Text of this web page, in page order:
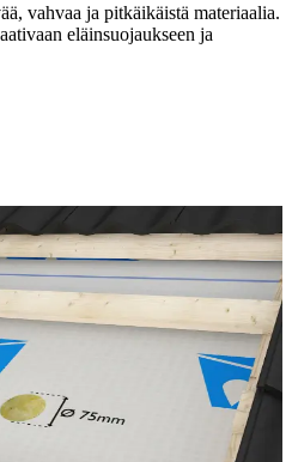
vahvaa ja pitkäikäistä materiaalia.
eläinsuojaukseen ja